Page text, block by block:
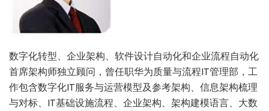
数字化转型、企业架构、软件设计自动化和企业流程自动化
首席架构师独立顾问，曾任职华为质量与流程IT管理部，工
作包含数字化IT服务与运营模型及参考架构、信息架构梳理
与对标、IT基础设施流程、企业架构、架构建模语言、大数